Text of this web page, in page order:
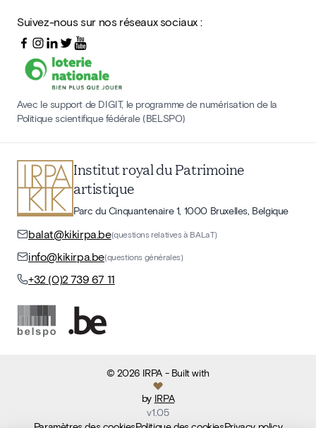
Suivez-nous sur nos réseaux sociaux :
Avec le support de DIGIT, le programme de numérisation de la
Politique scientifique fédérale (BELSPO)
Institut royal du Patrimoine
artistique
Parc du Cinquantenaire 1, 1000 Bruxelles, Belgique
balat@kikirpa.be(questions relatives à BALaT)
info@kikirpa.be(questions générales)
+32 (0)2 739 67 11
©2026 IRPA- Built with
by IRPA
v1.05